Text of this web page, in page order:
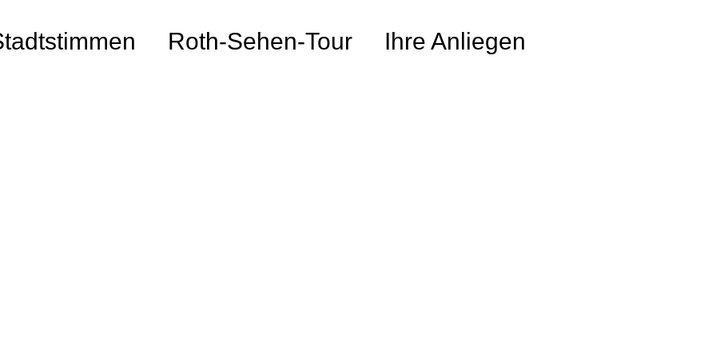
Roth-Sehen-Tour Ihre Anliegen